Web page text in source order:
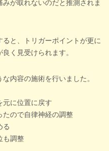
が取れないのだと推測されま
と、トリガーポイントが更に
く見受けられます。
内容の施術を行いました。
元に位置に戻す
たので自律神経の調整
る
も調整